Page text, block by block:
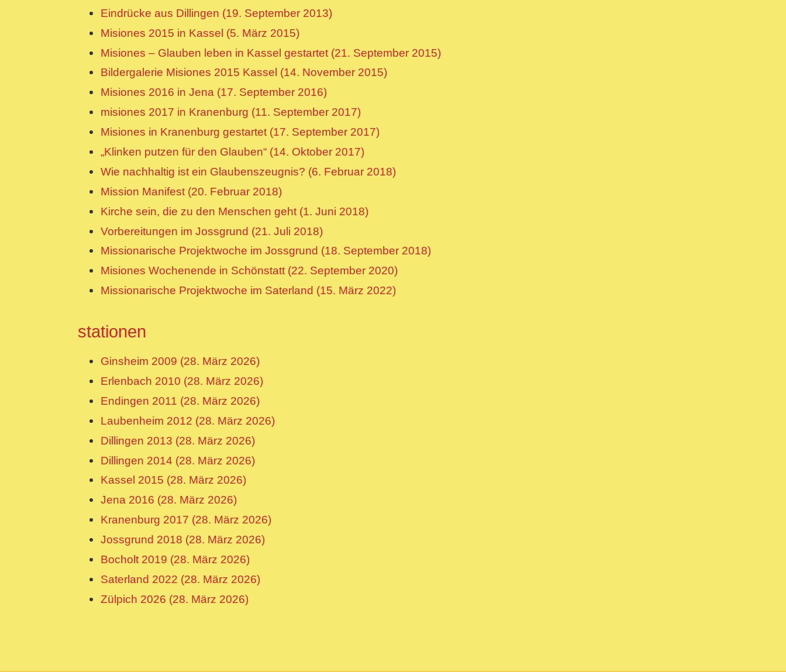
Eindrücke aus Dillingen (19. September 2013)
Misiones 2015 in Kassel (5. März 2015)
Misiones – Glauben leben in Kassel gestartet (21. September 2015)
Bildergalerie Misiones 2015 Kassel (14. November 2015)
Misiones 2016 in Jena (17. September 2016)
misiones 2017 in Kranenburg (11. September 2017)
Misiones in Kranenburg gestartet (17. September 2017)
„Klinken putzen für den Glauben“ (14. Oktober 2017)
Wie nachhaltig ist ein Glaubenszeugnis? (6. Februar 2018)
Mission Manifest (20. Februar 2018)
Kirche sein, die zu den Menschen geht (1. Juni 2018)
Vorbereitungen im Jossgrund (21. Juli 2018)
Missionarische Projektwoche im Jossgrund (18. September 2018)
Misiones Wochenende in Schönstatt (22. September 2020)
Missionarische Projektwoche im Saterland (15. März 2022)
stationen
Ginsheim 2009 (28. März 2026)
Erlenbach 2010 (28. März 2026)
Endingen 2011 (28. März 2026)
Laubenheim 2012 (28. März 2026)
Dillingen 2013 (28. März 2026)
Dillingen 2014 (28. März 2026)
Kassel 2015 (28. März 2026)
Jena 2016 (28. März 2026)
Kranenburg 2017 (28. März 2026)
Jossgrund 2018 (28. März 2026)
Bocholt 2019 (28. März 2026)
Saterland 2022 (28. März 2026)
Zülpich 2026 (28. März 2026)